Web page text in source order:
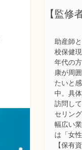
【監
助産師
校保健
年代の
康が周
たいと
中。具
訪問し
セリン
幅広い
は「女
【保有